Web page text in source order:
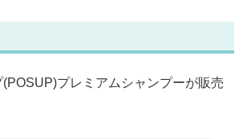
プレミアムシャンプーが販売